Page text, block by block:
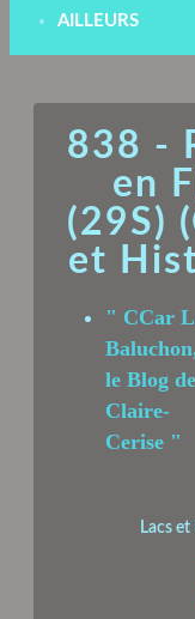
AILLEURS
838 -
en
(29S)
et
" CCar
le Blog de
Claire-
Cerise "
Lacs et